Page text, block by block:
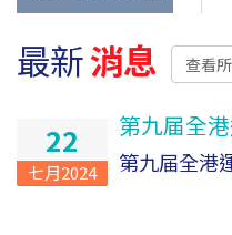
最新消息 查看
22
七月2024
第九届全
第九届全港